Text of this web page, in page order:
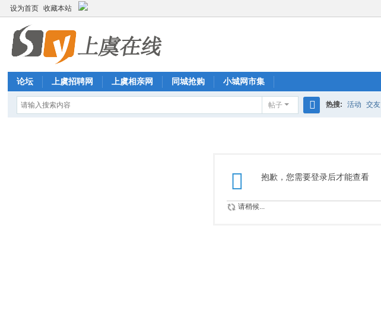
设为首页 收藏本站
论坛 上虞招聘网 上虞相亲网 同城抢购 小城网市集
帖子 热搜: 活动 交友
抱歉，您需要登录后才能查看
请稍候...